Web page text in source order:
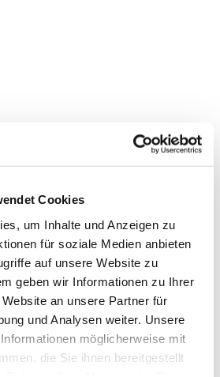
Cookies
um Inhalte und Anzeigen zu
für soziale Medien anbieten
auf unsere Website zu
geben wir Informationen zu Ihrer
an unsere Partner für
und Analysen weiter. Unsere
möglicherweise mit
die Sie ihnen bereitgestellt
Sie auch